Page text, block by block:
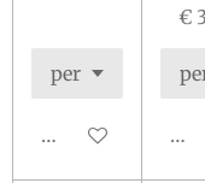
In winkelwagen
€
In